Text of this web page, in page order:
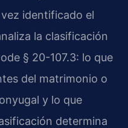
identificado el
la clasificación
§ 20-107.3: lo que
del matrimonio o
y lo que
determina